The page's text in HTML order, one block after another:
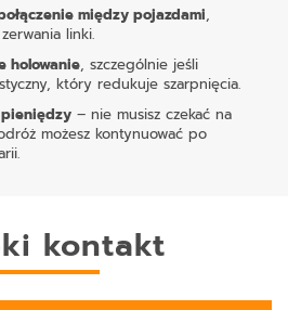
między pojazdami,
linki.
holowanie, szczególnie jeśli
który redukuje szarpnięcia.
– nie musisz czekać na
możesz kontynuować po
kontakt